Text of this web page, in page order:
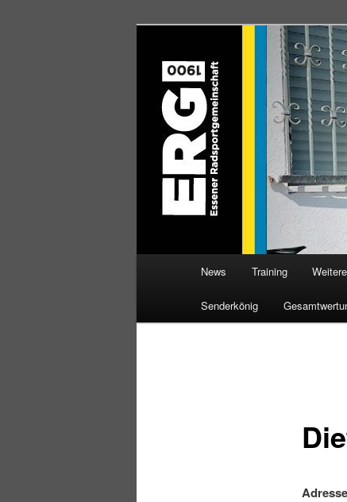
ERG 1900
Willkommen bei der
News Training
Senderkönig
Adresse